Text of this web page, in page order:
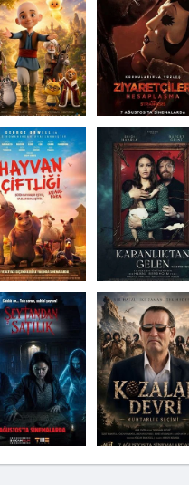
Hayvan Çiftliği
Karanlıktan Gelen
Şeytandan Satılık
Kozalak Devri
Moana